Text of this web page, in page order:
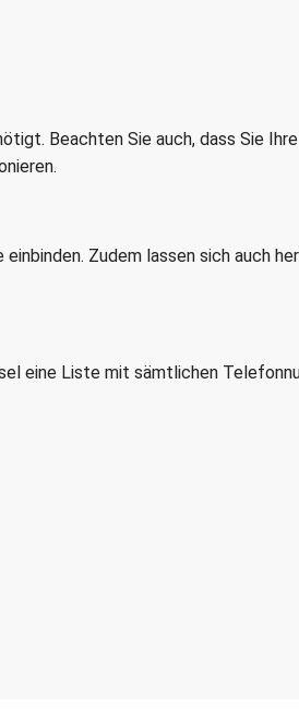
Beachten Sie auch, dass Sie
Zudem lassen sich auch
eine Liste mit sämtlichen